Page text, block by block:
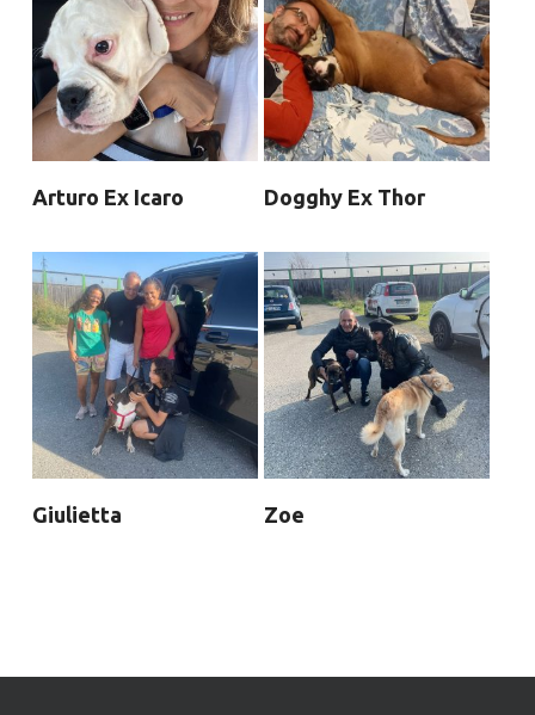
Arturo Ex Icaro Dogghy Ex Thor
Giulietta Zoe